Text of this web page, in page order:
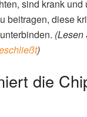
sind krank und
beitragen, diese
(Lesen
)
die